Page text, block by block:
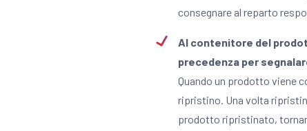
consegnare al reparto
Al contenitore del
precedenza per
Quando un prodotto viene
ripristino. Una volta
prodotto ripristinato,